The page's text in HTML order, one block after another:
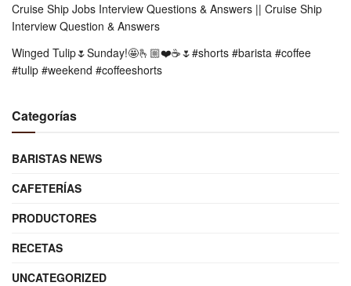
Cruise Ship Jobs Interview Questions & Answers || Cruise Ship
Interview Question & Answers
Winged Tulip🌷Sunday!🤩🫰🏼❤️☕️🌷#shorts #barista #coffee
#tulip #weekend #coffeeshorts
Categorías
BARISTAS NEWS
CAFETERÍAS
PRODUCTORES
RECETAS
UNCATEGORIZED